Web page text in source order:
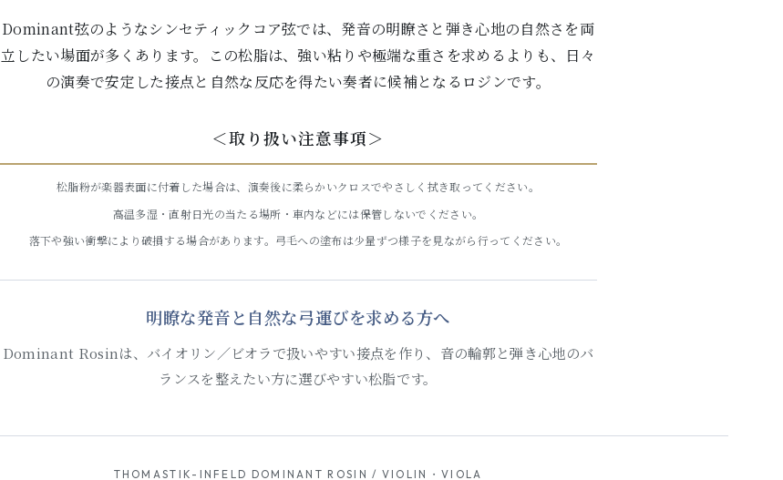
Dominant弦のようなシンセティックコア弦では、発音の明瞭さと弾き心地の自然さを両
立したい場面が多くあります。この松脂は、強い粘りや極端な重さを求めるよりも、日々
の演奏で安定した接点と自然な反応を得たい奏者に候補となるロジンです。
＜取り扱い注意事項＞
松脂粉が楽器表面に付着した場合は、演奏後に柔らかいクロスでやさしく拭き取ってください。
高温多湿・直射日光の当たる場所・車内などには保管しないでください。
落下や強い衝撃により破損する場合があります。弓毛への塗布は少量ずつ様子を見ながら行ってください。
明瞭な発音と自然な弓運びを求める方へ
Dominant Rosinは、バイオリン／ビオラで扱いやすい接点を作り、音の輪郭と弾き心地のバ
ランスを整えたい方に選びやすい松脂です。
THOMASTIK-INFELD DOMINANT ROSIN / VIOLIN・VIOLA